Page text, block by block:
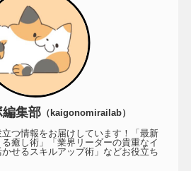
集部（kaigonomirailab）
つ情報をお届けしています！「最新
癒し術」「業界リーダーの貴重なイ
せるスキルアップ術」などお役立ち